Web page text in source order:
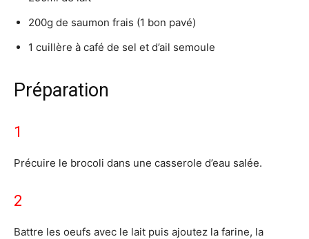
200g de saumon frais (1 bon pavé)
1 cuillère à café de sel et d’ail semoule
Préparation
1
Précuire le brocoli dans une casserole d’eau salée.
2
Battre les oeufs avec le lait puis ajoutez la farine, la